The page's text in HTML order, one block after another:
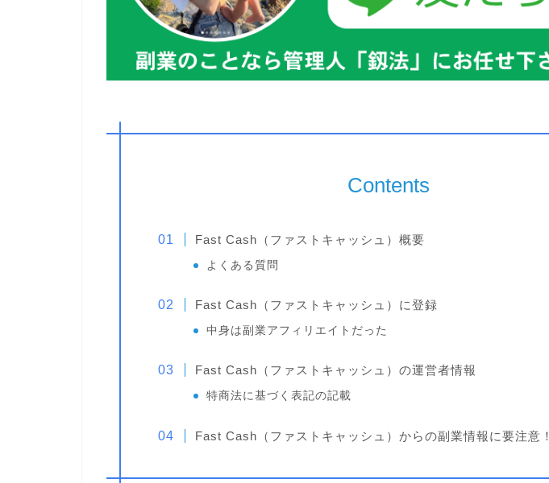
Contents
Fast Cash（ファストキャッシュ）概要
よくある質問
Fast Cash（ファストキャッシュ）に登録
中身は副業アフィリエイトだった
Fast Cash（ファストキャッシュ）の運営者情報
特商法に基づく表記の記載
Fast Cash（ファストキャッシュ）からの副業情報に要注意！